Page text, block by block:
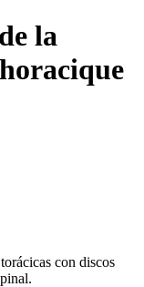
la
con discos